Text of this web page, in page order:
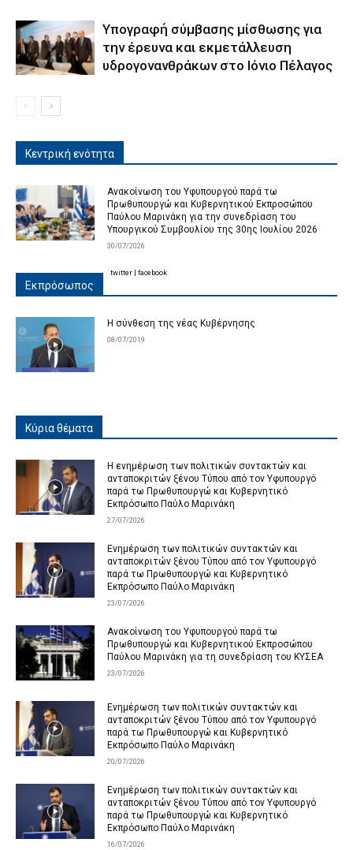
Υπογραφή σύμβασης μίσθωσης για
την έρευνα και εκμετάλλευση
υδρογονανθράκων στο Ιόνιο Πέλαγος
Κεντρική ενότητα
Ανακοίνωση του Υφυπουργού παρά τω
Πρωθυπουργώ και Κυβερνητικού Εκπροσώπου
Παύλου Μαρινάκη για την συνεδρίαση του
Υπουργικού Συμβουλίου της 30ης Ιουλίου 2026
30/07/2026
Εκπρόσωπος
Η σύνθεση της νέας Κυβέρνησης
08/07/2019
twitter facebook
Κύρια θέματα
Η ενημέρωση των πολιτικών συντακτών και
ανταποκριτών ξένου Τύπου από τον Υφυπουργό
παρά τω Πρωθυπουργώ και Κυβερνητικό
Εκπρόσωπο Παύλο Μαρινάκη
27/07/2026
Ενημέρωση των πολιτικών συντακτών και
ανταποκριτών ξένου Τύπου από τον Υφυπουργό
παρά τω Πρωθυπουργώ και Κυβερνητικό
Εκπρόσωπο Παύλο Μαρινάκη
23/07/2026
Ανακοίνωση του Υφυπουργού παρά τω
Πρωθυπουργώ και Κυβερνητικού Εκπροσώπου
Παύλου Μαρινάκη για τη συνεδρίαση του ΚΥΣΕΑ
23/07/2026
Ενημέρωση των πολιτικών συντακτών και
ανταποκριτών ξένου Τύπου από τον Υφυπουργό
παρά τω Πρωθυπουργώ και Κυβερνητικό
Εκπρόσωπο Παύλο Μαρινάκη
20/07/2026
Ενημέρωση των πολιτικών συντακτών και
ανταποκριτών ξένου Τύπου από τον Υφυπουργό
παρά τω Πρωθυπουργώ και Κυβερνητικό
Εκπρόσωπο Παύλο Μαρινάκη
16/07/2026